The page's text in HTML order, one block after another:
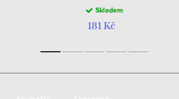
31x31x31
Skladem
181 Kč